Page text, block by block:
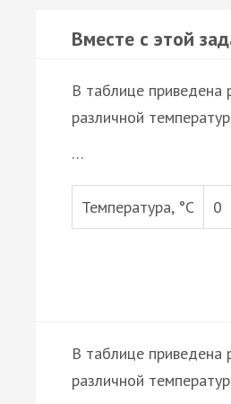
Вместе с этой
В таблице приведена
различной
…
Температура, °С 0
В таблице приведена
различной